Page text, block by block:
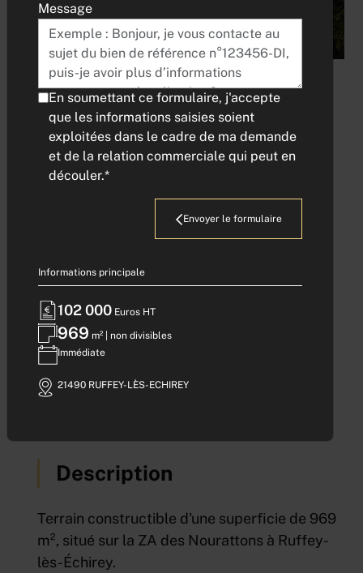
Message
En soumettant ce formulaire, j'accepte
que les informations saisies soient
exploitées dans le cadre de ma demande
et de la relation commerciale qui peut en
découler.*
Envoyer le formulaire
Informations principale
102 000 Euros HT
969 m² | non divisibles
Immédiate
21490 RUFFEY-LÈS-ECHIREY
Obtenir plus de photos
TERRAIN
CONSTRUCTIBLE
RUFFEY-LES-
Référence : 233
102 000Euros HT
969 m² | non divisibles
Immédiate
21490 RUFFEY-LÈS-ECHIREY |
Description
Terrain constructible d'une superficie de 969
m², situé sur la ZA des Nourattons à Ruffey-
lès-Échirey.